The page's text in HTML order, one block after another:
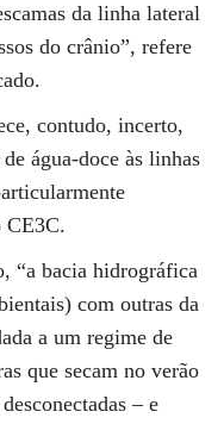
da linha lateral
do crânio”, refere
contudo, incerto,
água-doce às linhas
CE3C.
“a bacia hidrográfica
com outras da
a um regime de
que secam no verão
– e